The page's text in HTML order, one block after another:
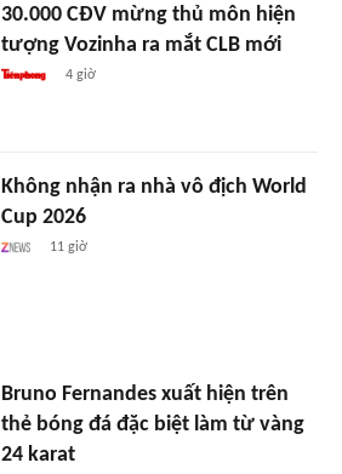
30.000 CĐV mừng thủ môn hiện
tượng Vozinha ra mắt CLB mới
4 giờ
Không nhận ra nhà vô địch World
Cup 2026
11 giờ
Bruno Fernandes xuất hiện trên
thẻ bóng đá đặc biệt làm từ vàng
24 karat